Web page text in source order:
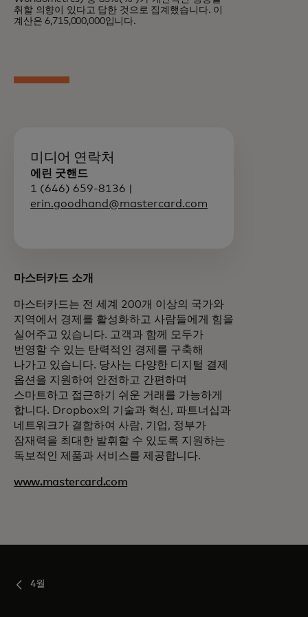
취할 의향이 있다고 답한 것으로 집계했습니다. 이
계산은 6,715,000,000입니다.
미디어 연락처
에린 굿핸드
1 (646) 659-8136 |
erin.goodhand@mastercard.com
마스터카드 소개
마스터카드는 전 세계 200개 이상의 국가와
지역에서 경제를 활성화하고 사람들에게 힘을
실어주고 있습니다. 고객과 함께 모두가
번영할 수 있는 탄력적인 경제를 구축해
나가고 있습니다. 당사는 다양한 디지털 결제
옵션을 지원하여 안전하고 간편하며
스마트하고 접근하기 쉬운 거래를 가능하게
합니다. Dropbox의 기술과 혁신, 파트너십과
네트워크가 결합하여 사람, 기업, 정부가
잠재력을 최대한 발휘할 수 있도록 지원하는
독보적인 제품과 서비스를 제공합니다.
www.mastercard.com
4월